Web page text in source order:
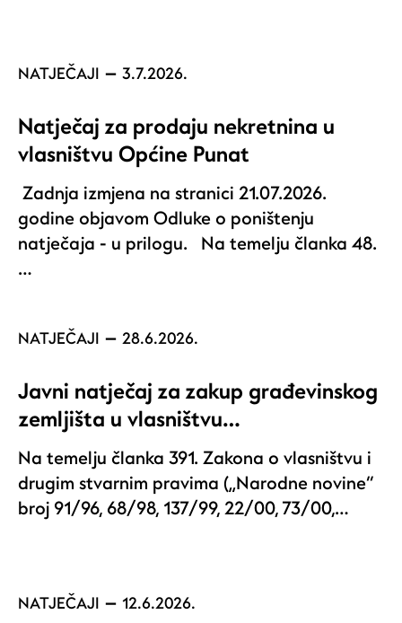
NATJEČAJI 3.7.2026.
Natječaj za prodaju nekretnina u
vlasništvu Općine Punat
Zadnja izmjena na stranici 21.07.2026.
godine objavom Odluke o poništenju
natječaja - u prilogu. Na temelju članka 48.
…
NATJEČAJI 28.6.2026.
Javni natječaj za zakup građevinskog
zemljišta u vlasništvu…
Na temelju članka 391. Zakona o vlasništvu i
drugim stvarnim pravima („Narodne novine“
broj 91/96, 68/98, 137/99, 22/00, 73/00,…
NATJEČAJI 12.6.2026.